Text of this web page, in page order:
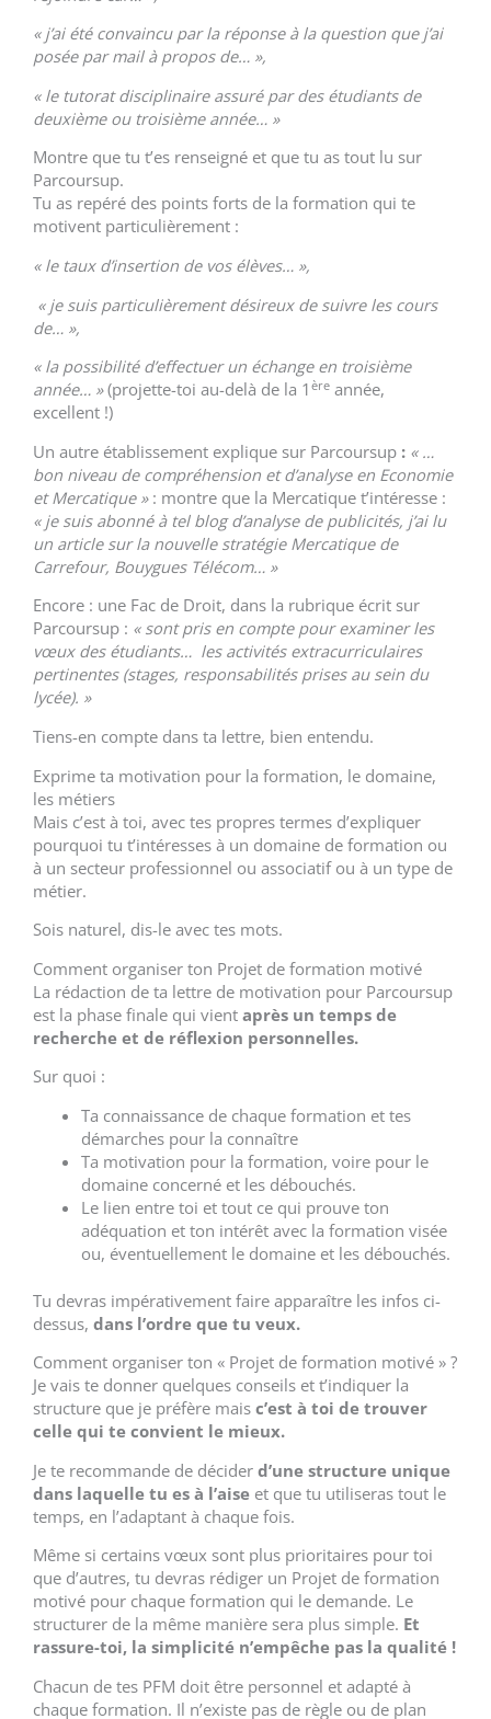
« j’ai été convaincu par la réponse à la question que j’ai
posée par mail à propos de… »,
« le tutorat disciplinaire assuré par des étudiants de
deuxième ou troisième année… »
Montre que tu t’es renseigné et que tu as tout lu sur
Parcoursup.
Tu as repéré des points forts de la formation qui te
motivent particulièrement :
« le taux d’insertion de vos élèves… »,
« je suis particulièrement désireux de suivre les cours
de… »,
« la possibilité d’effectuer un échange en troisième
année… »(projette-toi au-delà de la 1 ère année,
excellent !)
Un autre établissement explique sur Parcoursup : « …
bon niveau de compréhension et d’analyse en Economie
et Mercatique »: montre que la Mercatique t’intéresse :
« je suis abonné à tel blog d’analyse de publicités, j’ai lu
un article sur la nouvelle stratégie Mercatique de
Carrefour, Bouygues Télécom… »
Encore : une Fac de Droit, dans la rubrique écrit sur
Parcoursup : « sont pris en compte pour examiner les
vœux des étudiants… les activités extracurriculaires
pertinentes (stages, responsabilités prises au sein du
lycée). »
Tiens-en compte dans ta lettre, bien entendu.
Exprime ta motivation pour la formation, le domaine,
les métiers
Mais c’est à toi, avec tes propres termes d’expliquer
pourquoi tu t’intéresses à un domaine de formation ou
à un secteur professionnel ou associatif ou à un type de
métier.
Sois naturel, dis-le avec tes mots.
Comment organiser ton Projet de formation motivé
La rédaction de ta lettre de motivation pour Parcoursup
est la phase finale qui vient après un temps de
recherche et de réflexion personnelles.
Sur quoi :
Ta connaissance de chaque formation et tes
démarches pour la connaître
Ta motivation pour la formation, voire pour le
domaine concerné et les débouchés.
Le lien entre toi et tout ce qui prouve ton
adéquation et ton intérêt avec la formation visée
ou, éventuellement le domaine et les débouchés.
Tu devras impérativement faire apparaître les infos ci-
dessus, dans l’ordre que tu veux.
Comment organiser ton « Projet de formation motivé » ?
Je vais te donner quelques conseils et t’indiquer la
structure que je préfère mais c’est à toi de trouver
celle qui te convient le mieux.
Je te recommande de décider d’une structure unique
dans laquelle tu es à l’aise et que tu utiliseras tout le
temps, en l’adaptant à chaque fois.
Même si certains vœux sont plus prioritaires pour toi
que d’autres, tu devras rédiger un Projet de formation
motivé pour chaque formation qui le demande. Le
structurer de la même manière sera plus simple. Et
rassure-toi, la simplicité n’empêche pas la qualité !
Chacun de tes PFM doit être personnel et adapté à
chaque formation. Il n’existe pas de règle ou de plan